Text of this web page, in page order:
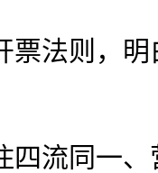
则，明
同一、